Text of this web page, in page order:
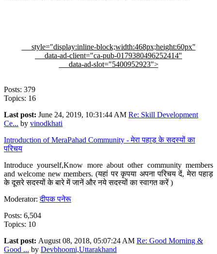
style="display:inline-block;width:468px;height:60px"
data-ad-client="ca-pub-0179380496252414"
data-ad-slot="5400952923">
Posts: 379
Topics: 16
Last post: June 24, 2019, 10:31:44 AM Re: Skill Development
Ce... by vinodkhati
Introduction of MeraPahad Community - मेरा पहाड़ के सदस्यों का
परिचय
Introduce yourself,Know more about other community members
and welcome new members. (यहां पर कृपया अपना परिचय दें, मेरा पहाड़
के दूसरे सदस्यों के बारे में जानें और नये सदस्यों का स्वागत करें )
Moderator:दीपक पनेरू
Posts: 6,504
Topics: 10
Last post: August 08, 2018, 05:07:24 AM Re: Good Morning &
Good ... by Devbhoomi,Uttarakhand